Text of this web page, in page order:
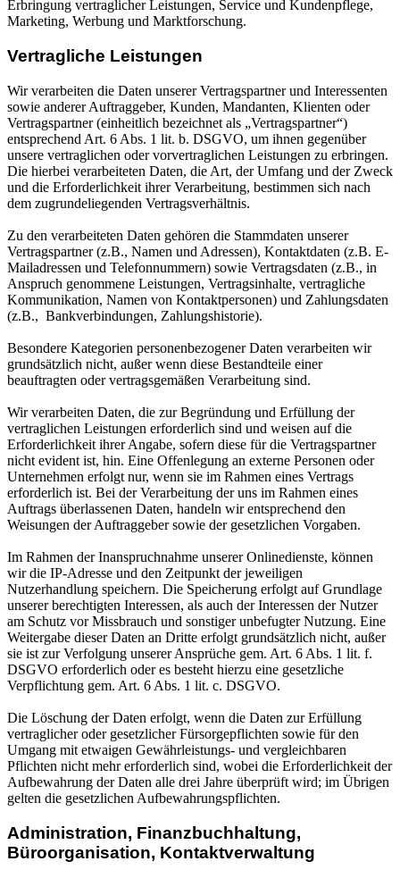
Erbringung vertraglicher Leistungen, Service und Kundenpflege,
Marketing, Werbung und Marktforschung.
Vertragliche Leistungen
Wir verarbeiten die Daten unserer Vertragspartner und Interessenten
sowie anderer Auftraggeber, Kunden, Mandanten, Klienten oder
Vertragspartner (einheitlich bezeichnet als „Vertragspartner“)
entsprechend Art. 6 Abs. 1 lit. b. DSGVO, um ihnen gegenüber
unsere vertraglichen oder vorvertraglichen Leistungen zu erbringen.
Die hierbei verarbeiteten Daten, die Art, der Umfang und der Zweck
und die Erforderlichkeit ihrer Verarbeitung, bestimmen sich nach
dem zugrundeliegenden Vertragsverhältnis.
Zu den verarbeiteten Daten gehören die Stammdaten unserer
Vertragspartner (z.B., Namen und Adressen), Kontaktdaten (z.B. E-
Mailadressen und Telefonnummern) sowie Vertragsdaten (z.B., in
Anspruch genommene Leistungen, Vertragsinhalte, vertragliche
Kommunikation, Namen von Kontaktpersonen) und Zahlungsdaten
(z.B., Bankverbindungen, Zahlungshistorie).
Besondere Kategorien personenbezogener Daten verarbeiten wir
grundsätzlich nicht, außer wenn diese Bestandteile einer
beauftragten oder vertragsgemäßen Verarbeitung sind.
Wir verarbeiten Daten, die zur Begründung und Erfüllung der
vertraglichen Leistungen erforderlich sind und weisen auf die
Erforderlichkeit ihrer Angabe, sofern diese für die Vertragspartner
nicht evident ist, hin. Eine Offenlegung an externe Personen oder
Unternehmen erfolgt nur, wenn sie im Rahmen eines Vertrags
erforderlich ist. Bei der Verarbeitung der uns im Rahmen eines
Auftrags überlassenen Daten, handeln wir entsprechend den
Weisungen der Auftraggeber sowie der gesetzlichen Vorgaben.
Im Rahmen der Inanspruchnahme unserer Onlinedienste, können
wir die IP-Adresse und den Zeitpunkt der jeweiligen
Nutzerhandlung speichern. Die Speicherung erfolgt auf Grundlage
unserer berechtigten Interessen, als auch der Interessen der Nutzer
am Schutz vor Missbrauch und sonstiger unbefugter Nutzung. Eine
Weitergabe dieser Daten an Dritte erfolgt grundsätzlich nicht, außer
sie ist zur Verfolgung unserer Ansprüche gem. Art. 6 Abs. 1 lit. f.
DSGVO erforderlich oder es besteht hierzu eine gesetzliche
Verpflichtung gem. Art. 6 Abs. 1 lit. c. DSGVO.
Die Löschung der Daten erfolgt, wenn die Daten zur Erfüllung
vertraglicher oder gesetzlicher Fürsorgepflichten sowie für den
Umgang mit etwaigen Gewährleistungs- und vergleichbaren
Pflichten nicht mehr erforderlich sind, wobei die Erforderlichkeit der
Aufbewahrung der Daten alle drei Jahre überprüft wird; im Übrigen
gelten die gesetzlichen Aufbewahrungspflichten.
Administration, Finanzbuchhaltung,
Büroorganisation, Kontaktverwaltung